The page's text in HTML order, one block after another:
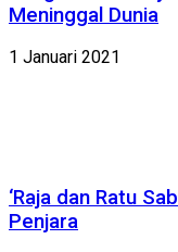
Meninggal Dunia
1 Januari 2021
‘Raja dan Ratu
Penjara